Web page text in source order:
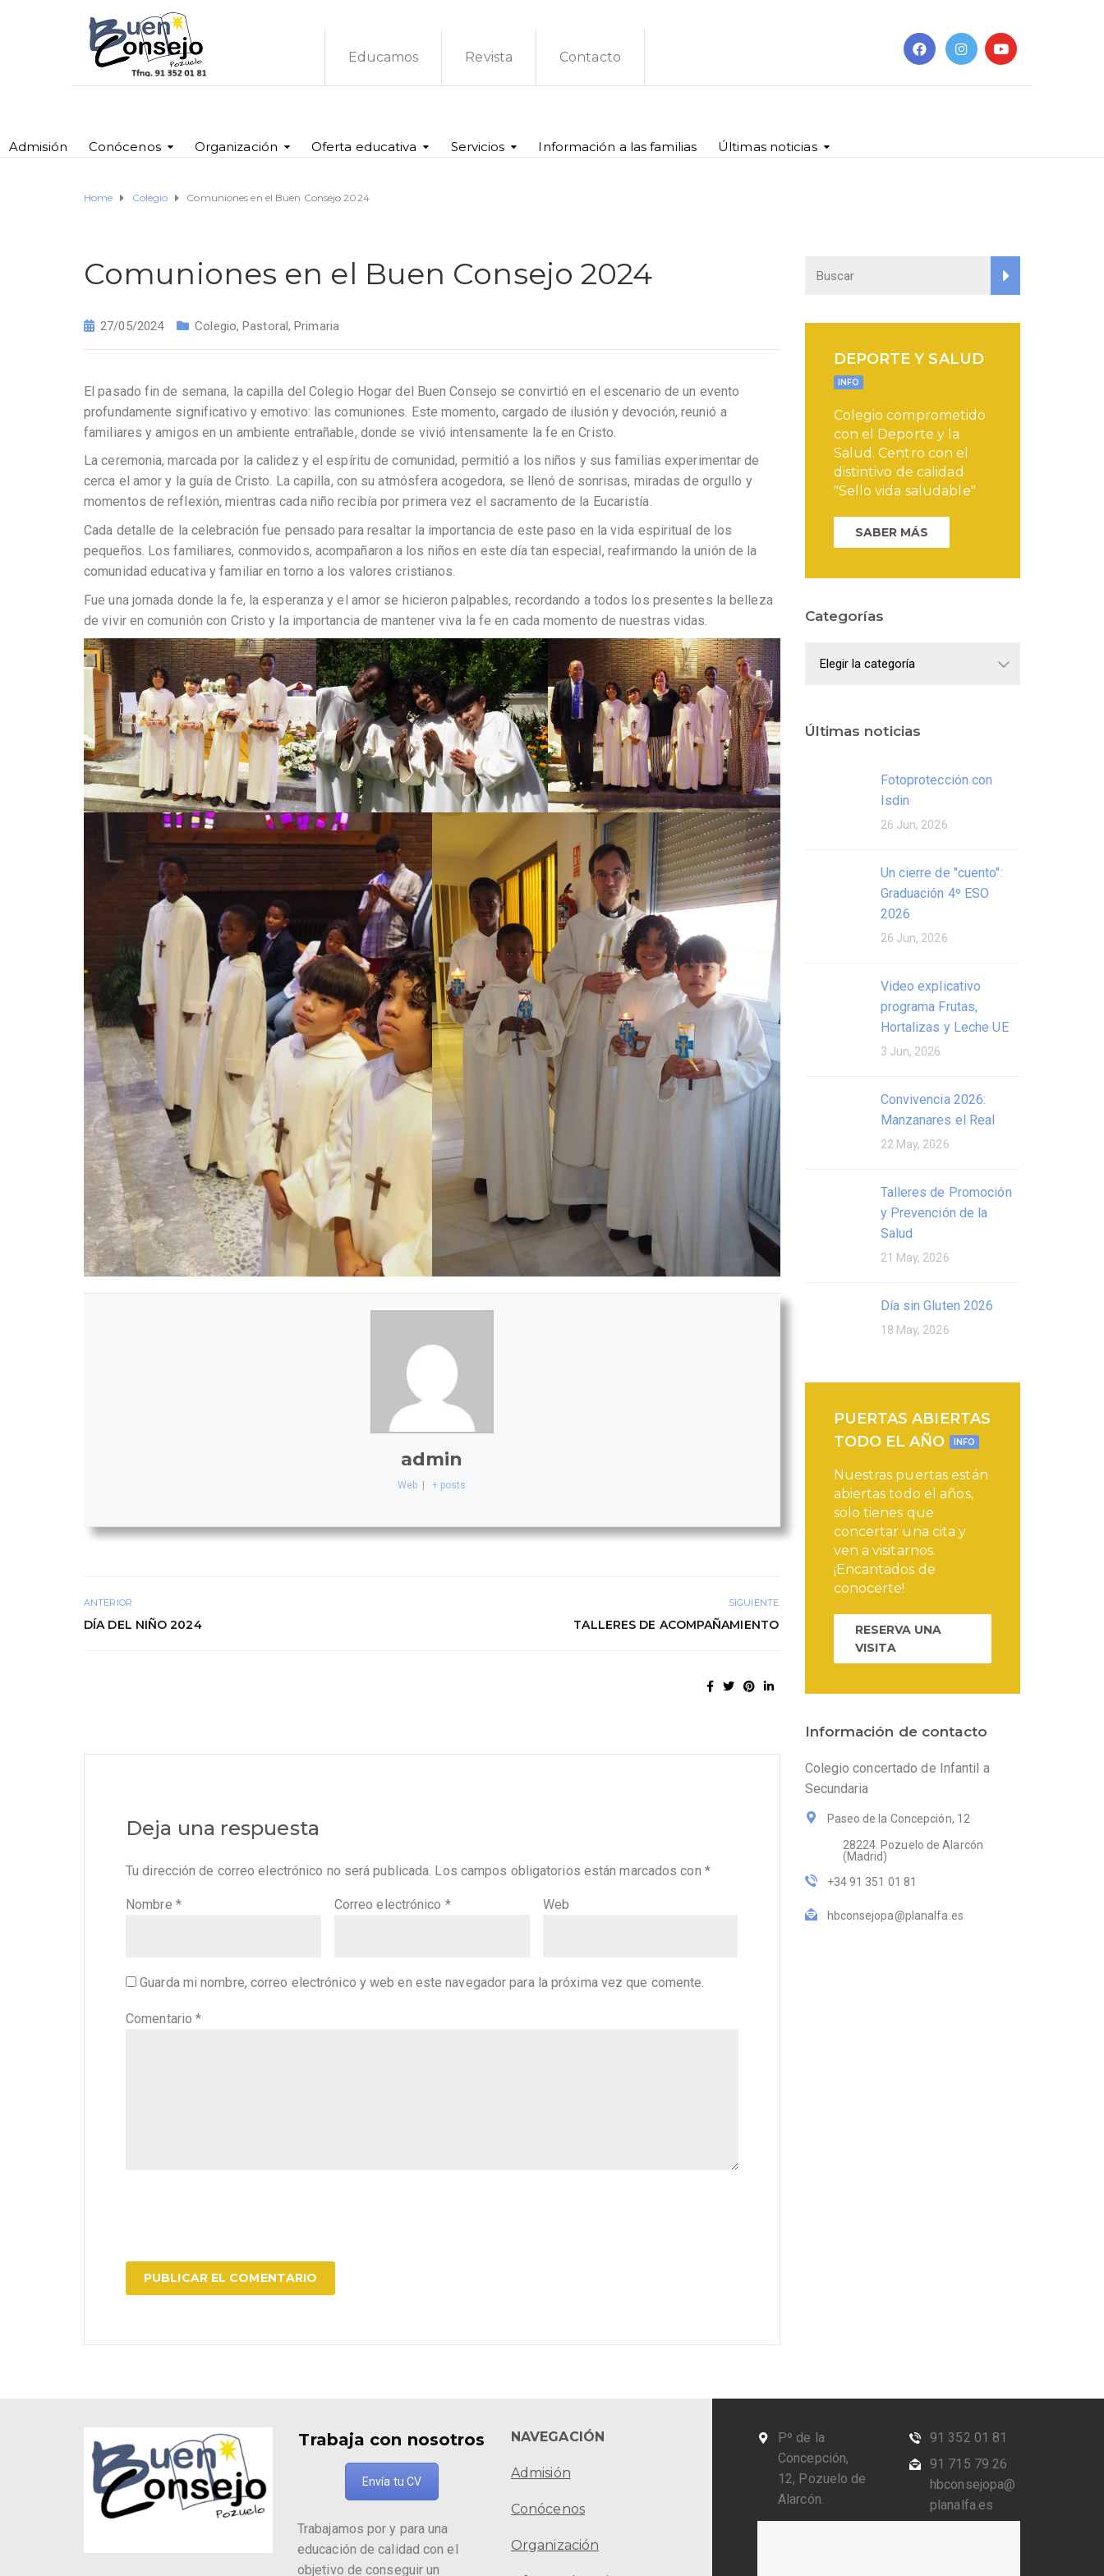
Educamos Revista Contacto
Admisión Conócenos Organización Oferta educativa Servicios Información a las familias Últimas noticias
Home Colegio Comuniones en el Buen Consejo 2024
Comuniones en el Buen Consejo 2024
27/05/2024 Colegio,Pastoral,Primaria
El pasado fin de semana, la capilla del Colegio Hogar del Buen Consejo se convirtió en el escenario de un evento
profundamente significativo y emotivo: las comuniones. Este momento, cargado de ilusión y devoción, reunió a
familiares y amigos en un ambiente entrañable, donde se vivió intensamente la fe en Cristo.
La ceremonia, marcada por la calidez y el espíritu de comunidad, permitió a los niños y sus familias experimentar de
cerca el amor y la guía de Cristo. La capilla, con su atmósfera acogedora, se llenó de sonrisas, miradas de orgullo y
momentos de reflexión, mientras cada niño recibía por primera vez el sacramento de la Eucaristía.
Cada detalle de la celebración fue pensado para resaltar la importancia de este paso en la vida espiritual de los
pequeños. Los familiares, conmovidos, acompañaron a los niños en este día tan especial, reafirmando la unión de la
comunidad educativa y familiar en torno a los valores cristianos.
Fue una jornada donde la fe, la esperanza y el amor se hicieron palpables, recordando a todos los presentes la belleza
de vivir en comunión con Cristo y la importancia de mantener viva la fe en cada momento de nuestras vidas.
admin
Web + posts
ANTERIOR
DÍA DEL NIÑO 2024
SIGUIENTE
TALLERES DE ACOMPAÑAMIENTO
Deja una respuesta
Tu dirección de correo electrónico no será publicada. Los campos obligatorios están marcados con *
Nombre * Correo electrónico * Web
Guarda mi nombre, correo electrónico y web en este navegador para la próxima vez que comente.
Comentario*
DEPORTE Y SALUD
INFO
Colegio comprometido
con el Deporte y la
Salud. Centro con el
distintivo de calidad
"Sello vida saludable"
SABER MÁS
Categorías
Últimas noticias
Fotoprotección con
Isdin
26 Jun, 2026
Un cierre de "cuento":
Graduación 4º ESO
2026
26 Jun, 2026
Video explicativo
programa Frutas,
Hortalizas y Leche UE
3 Jun, 2026
Convivencia 2026:
Manzanares el Real
22 May, 2026
Talleres de Promoción
y Prevención de la
Salud
21 May, 2026
Día sin Gluten 2026
18 May, 2026
PUERTAS ABIERTAS
TODO EL AÑO
INFO
Nuestras puertas están
abiertas todo el años,
solo tienes que
concertar una cita y
ven a visitarnos.
¡Encantados de
conocerte!
RESERVA UNA
VISITA
Información de contacto
Colegio concertado de Infantil a
Secundaria
Paseo de la Concepción, 12
28224. Pozuelo de Alarcón
(Madrid)
+34 91 351 01 81
hbconsejopa@planalfa.es
Trabaja con nosotros
Envía tu CV
Trabajamos por y para una
educación de calidad con el
objetivo de conseguir un
NAVEGACIÓN
Admisión
Conócenos
Organización
Pº de la
Concepción,
12, Pozuelo de
Alarcón.
91 352 01 81
91 715 79 26
hbconsejopa@
planalfa.es